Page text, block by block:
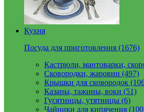
Кухня
Посуда для приготовления (1676)
Кастрюли, мантоварки,
Сковородки, жаровни (497)
Крышки для сковородок
Казаны, тажины, воки (51)
Гусятницы, утятницы (6)
Чайники для кипячения